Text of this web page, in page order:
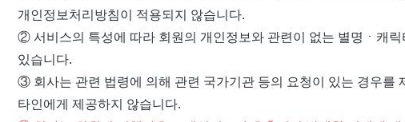
개인정보처리방침이 적용되지 않습니다.
② 서비스의 특성에 따라 회원의 개인정보와 관련이 없는 별명ㆍ캐
있습니다.
③ 회사는 관련 법령에 의해 관련 국가기관 등의 요청이 있는 경우를
타인에게 제공하지 않습니다.